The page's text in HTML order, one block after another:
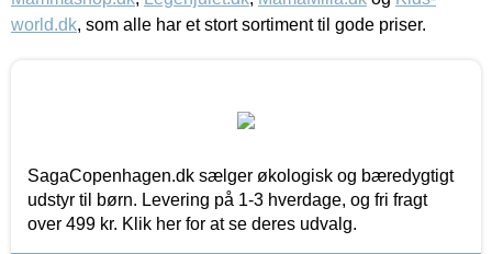
world.dk, som alle har et stort sortiment til gode priser.
SagaCopenhagen.dk sælger økologisk og bæredygtigt
udstyr til børn. Levering på 1-3 hverdage, og fri fragt
over 499 kr. Klik her for at se deres udvalg.